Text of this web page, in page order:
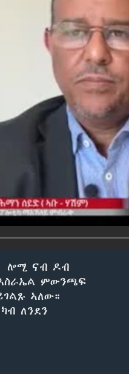
ሎሚ ናብ ዶብ
ምውንጫፍ
ኣለው።
ለንደን